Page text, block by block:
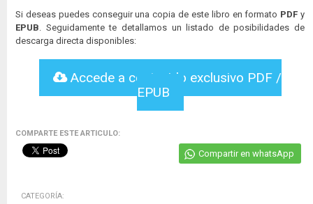
Si deseas puedes conseguir una copia de este libro en formato PDF y
EPUB . Seguidamente te detallamos un listado de posibilidades de
descarga directa disponibles:
Accede a contenido exclusivo PDF /
EPUB
COMPARTE ESTE ARTICULO:
Compartir en whatsApp
CATEGORÍA: